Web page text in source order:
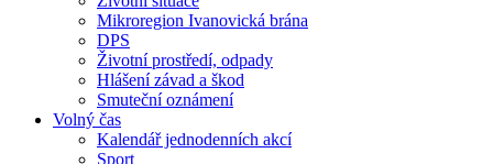
Mikroregion Ivanovická brána
DPS
Životní prostředí, odpady
Hlášení závad a škod
Smuteční oznámení
Volný čas
Kalendář jednodenních akcí
Sport